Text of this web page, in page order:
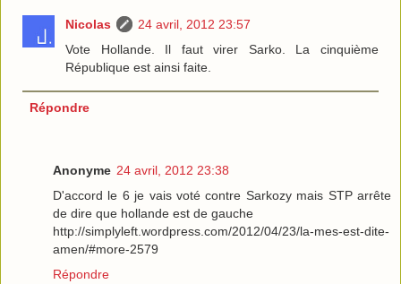
Nicolas
24 avril, 2012 23:57
Vote Hollande. Il faut virer Sarko. La cinquième
République est ainsi faite.
Répondre
Anonyme 24 avril, 2012 23:38
D'accord le 6 je vais voté contre Sarkozy mais STP arrête
de dire que hollande est de gauche
http://simplyleft.wordpress.com/2012/04/23/la-mes-est-dite-
amen/#more-2579
Répondre